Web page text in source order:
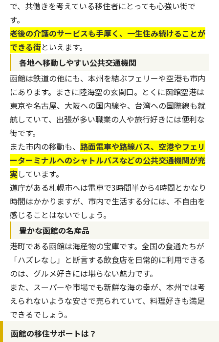
で、共働きを考えている移住者にとっても心強い街で
す。
老後の介護のサービスも手厚く、一生住み続けることが
できる街といえます。
各地へ移動しやすい公共交通機関
函館は鉄道の他にも、本州を結ぶフェリーや空港も市内
にあります。まさに陸海空の玄関口。とくに函館空港は
東京や名古屋、大阪への国内線や、台湾への国際線も就
航していて、出張が多い職業の人や旅行好きには便利な
街です。
また市内の移動も、 路面電車や路線バス、空港やフェリ
ーターミナルへのシャトルバスなどの公共交通機関が充
実しています。
道庁がある札幌市へは電車で3時間半から4時間とかなり
時間はかかりますが、市内で生活する分には、不自由を
感じることはないでしょう。
豊かな函館の名産品
港町である函館は海産物の宝庫です。全国の食通たちが
「ハズレなし」と断言する飲食店を日常的に利用できる
のは、グルメ好きには堪らない魅力です。
また、スーパーや市場でも新鮮な海の幸が、本州では考
えられないような安さで売られていて、料理好きも満足
できるでしょう。
函館の移住サポートは？